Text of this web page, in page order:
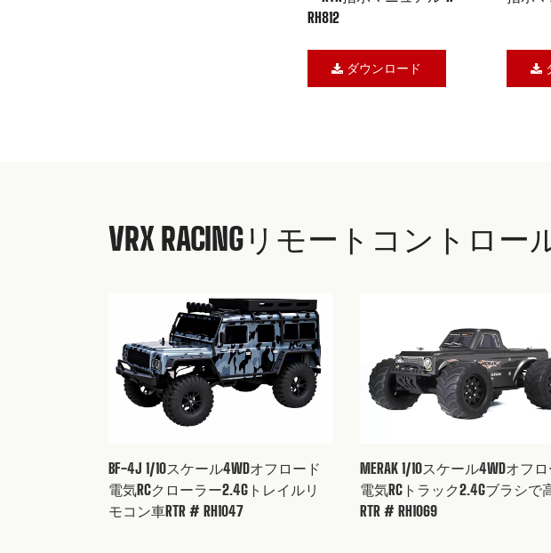
RH812
ダウンロード
2025 Vrxレースカタログ
手してください...
ダウンロード
VRX RACINGリモートコントロ
BF-4J 1/10スケール4WDオフロード
電気RCクローラー2.4Gトレイルリ
モコン車RTR # RH1047
MERAK 1/10スケール4WDオフ
電気RCトラック2.4Gブラシで
RTR # RH1069